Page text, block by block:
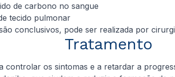
de carbono no sangue
tecido pulmonar
conclusivos, pode ser realizada por
Tratamento
os sintomas e a retardar a